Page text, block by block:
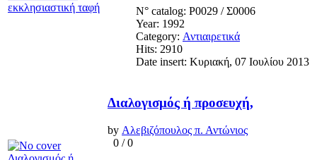
N° catalog: Ρ0029 / Σ0006
Year: 1992
Category: Αντιαιρετικά
Hits: 2910
Date insert: Κυριακή, 07 Ιουλίου 2013
Διαλογισμός ή προσευχή,
by Αλεβιζόπουλος π. Αντώνιος
0 /0